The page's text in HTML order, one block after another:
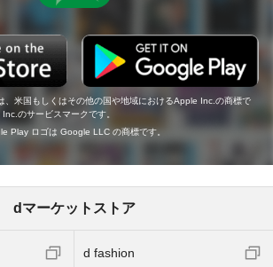
米国もしくはその他の国や地域におけるApple Inc.の商標で
のサービスマークです。
Play ロゴは Google LLC の商標です。
dマーケットストア
d fashion